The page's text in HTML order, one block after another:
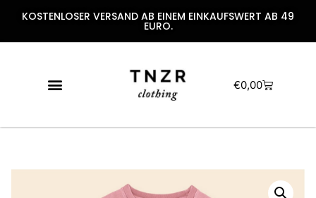
KOSTENLOSER VERSAND AB EINEM EINKAUFSWERT AB 49
EURO.
€0,00